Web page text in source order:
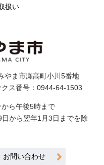
扱い
ま市瀬高町小川5番地
ス番号：0944-64-1503
ら午後5時まで
日から翌年1月3日までを除
お問い合わせ